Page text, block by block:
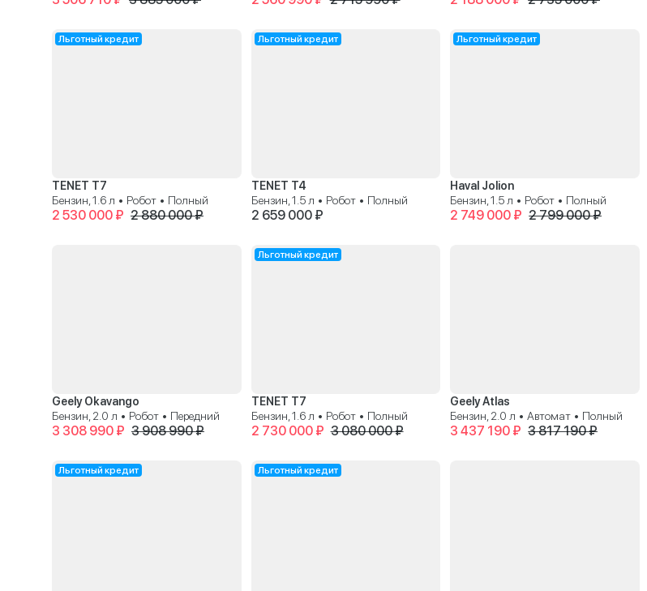
Льготный кредит
TENET T7
Бензин, 1.6 л • Робот • Полный
2 530 000 ₽ 2 880 000 ₽
Льготный кредит
TENET T4
Бензин, 1.5 л • Робот • Полный
2 659 000 ₽
Льготный кредит
Haval Jolion
Бензин, 1.5 л • Робот • Полный
2 749 000 ₽ 2 799 000 ₽
Geely Okavango
Бензин, 2.0 л • Робот • Передний
3 308 990 ₽ 3 908 990 ₽
Льготный кредит
TENET T7
Бензин, 1.6 л • Робот • Полный
2 730 000 ₽ 3 080 000 ₽
Geely Atlas
Бензин, 2.0 л • Автомат • Полный
3 437 190 ₽ 3 817 190 ₽
Льготный кредит Льготный кредит